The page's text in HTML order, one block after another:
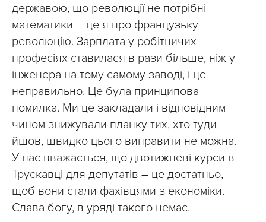
державою, що революції не потрібні
математики – це я про французьку
революцію. Зарплата у робітничих
професіях ставилася в рази більше, ніж у
інженера на тому самому заводі, і це
неправильно. Це була принципова
помилка. Ми це закладали і відповідним
чином знижували планку тих, хто туди
йшов, швидко цього виправити не можна.
У нас вважається, що двотижневі курси в
Трускавці для депутатів – це достатньо,
щоб вони стали фахівцями з економіки.
Слава богу, в уряді такого немає.